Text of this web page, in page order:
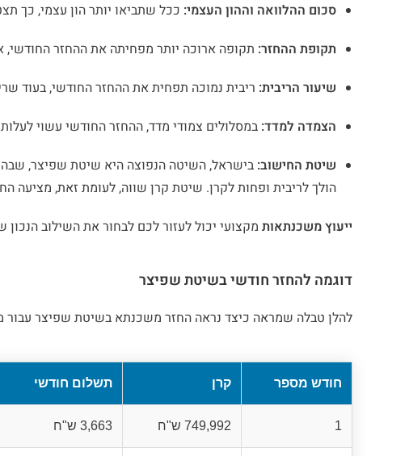
סכום ההלוואה וההון העצמי: ככל שתביאו יותר הון עצמי, כך
תקופת ההחזר: תקופה ארוכה יותר מפחיתה את ההחזר החודשי,
שיעור הריבית: ריבית נמוכה תפחית את ההחזר החודשי, בעוד
הצמדה למדד: במסלולים צמודי מדד, ההחזר החודשי עשוי
שיטת החישוב: בישראל, השיטה הנפוצה היא שיטת שפיצר,
הולך לריבית ופחות לקרן. שיטת קרן שווה, לעומת זאת, מציעה
ייעוץ משכנתאות מקצועי יכול לעזור לכם לבחור את השילוב
דוגמה להחזר חודשי בשיטת שפיצר
להלן טבלה שמראה כיצד נראה החזר משכנתא בשיטת שפיצר עבור משכנתא של 750,000 שקלים ל-30 שנה
חודש מספר קרן תשלום חודשי
1 749,992 ש"ח 3,663 ש"ח